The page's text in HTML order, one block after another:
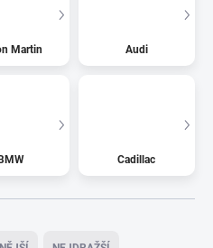
Martin Audi
Cadillac